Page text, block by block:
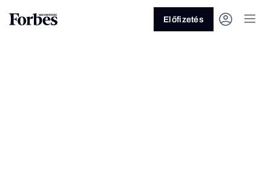
Előfizetés